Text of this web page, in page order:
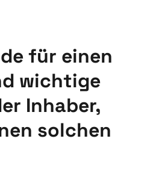
für einen
wichtige
Inhaber,
solchen